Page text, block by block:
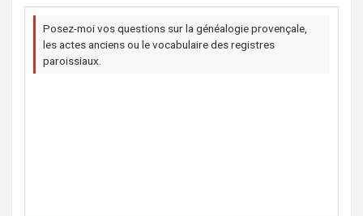
Posez-moi vos questions sur la généalogie provençale,
les actes anciens ou le vocabulaire des registres
paroissiaux.